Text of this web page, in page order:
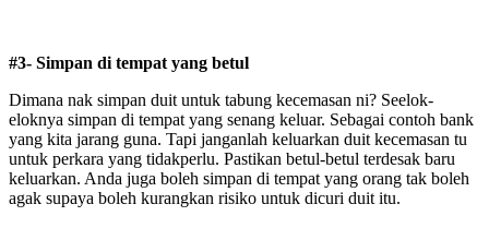
#3- Simpan di tempat yang betul
Dimana nak simpan duit untuk tabung kecemasan ni? Seelok-
eloknya simpan di tempat yang senang keluar. Sebagai contoh bank
yang kita jarang guna. Tapi janganlah keluarkan duit kecemasan tu
untuk perkara yang tidakperlu. Pastikan betul-betul terdesak baru
keluarkan. Anda juga boleh simpan di tempat yang orang tak boleh
agak supaya boleh kurangkan risiko untuk dicuri duit itu.